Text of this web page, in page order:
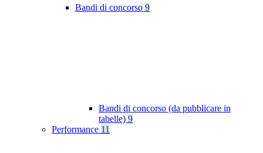
Bandi di concorso 9
Bandi di concorso (da pubblicare in
tabelle) 9
Performance 11